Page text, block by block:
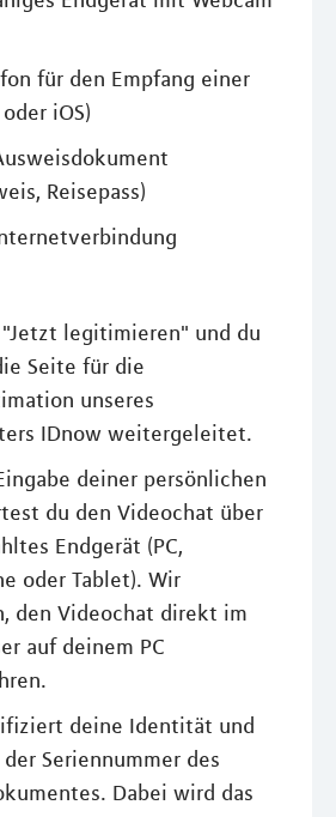
für den Empfang einer
iOS)
Reisepass)
legitimieren" und du
Seite für die
unseres
IDnow weitergeleitet.
deiner persönlichen
du den Videochat über
Endgerät (PC,
oder Tablet). Wir
den Videochat direkt im
auf deinem PC
deine Identität und
Seriennummer des
Dabei wird das